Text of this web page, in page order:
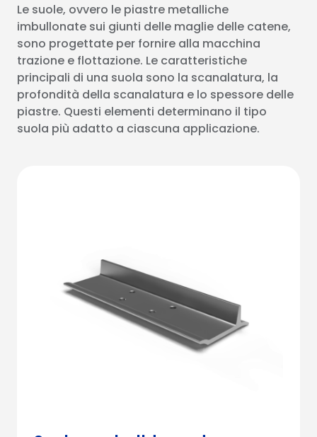
Le suole, ovvero le piastre metalliche
imbullonate sui giunti delle maglie delle catene,
sono progettate per fornire alla macchina
trazione e flottazione. Le caratteristiche
principali di una suola sono la scanalatura, la
profondità della scanalatura e lo spessore delle
piastre. Questi elementi determinano il tipo
suola più adatto a ciascuna applicazione.